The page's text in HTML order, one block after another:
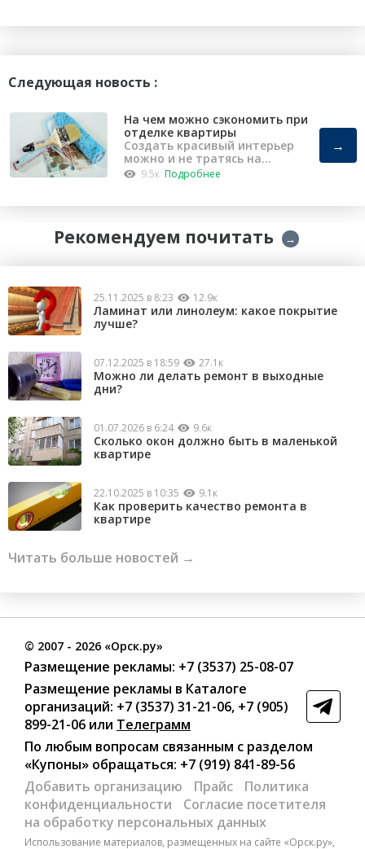
Следующая новость :
На чем можно сэкономить при
отделке квартиры
Создать красивый интерьер
можно и не тратясь на
капремонт
9.5к Подробнее
→
Рекомендуем почитать →
25.11.2025 в 8:23 12.9к
Ламинат или линолеум: какое покрытие
лучше?
07.12.2025 в 18:59 27.1к
Можно ли делать ремонт в выходные
дни?
01.07.2026 в 6:24 9.6к
Сколько окон должно быть в маленькой
квартире
22.10.2025 в 10:35 9.1к
Как проверить качество ремонта в
квартире
Читать больше новостей →
© 2007 - 2026 «Орск.ру»
Размещение рекламы: +7 (3537) 25-08-07
Размещение рекламы в Каталоге
организаций: +7 (3537) 31-21-06, +7 (905)
899-21-06 или Телеграмм
По любым вопросам связанным с разделом
«Купоны» обращаться: +7 (919) 841-89-56
Добавить организацию
Прайс
Политика
конфиденциальности
Согласие посетителя
на обработку персональных данных
Использование материалов, размещенных на сайте «Орск.ру»,